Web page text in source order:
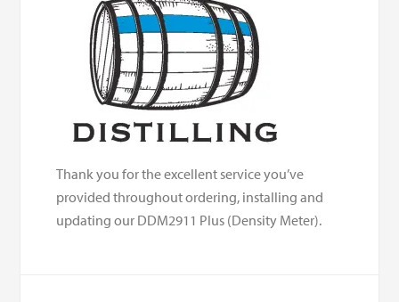
Thank you for the excellent service you’ve
provided throughout ordering, installing and
updating our DDM2911 Plus (Density Meter).